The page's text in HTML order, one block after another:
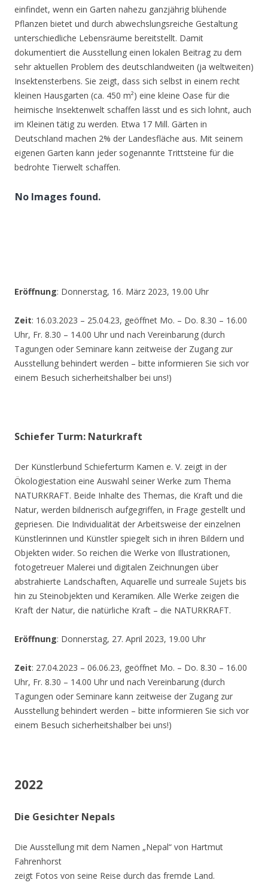
einfindet, wenn ein Garten nahezu ganzjährig blühende
Pflanzen bietet und durch abwechslungsreiche Gestaltung
unterschiedliche Lebensräume bereitstellt. Damit
dokumentiert die Ausstellung einen lokalen Beitrag zu dem
sehr aktuellen Problem des deutschlandweiten (ja weltweiten)
Insektensterbens. Sie zeigt, dass sich selbst in einem recht
kleinen Hausgarten (ca. 450 m²) eine kleine Oase für die
heimische Insektenwelt schaffen lässt und es sich lohnt, auch
im Kleinen tätig zu werden. Etwa 17 Mill. Gärten in
Deutschland machen 2% der Landesfläche aus. Mit seinem
eigenen Garten kann jeder sogenannte Trittsteine für die
bedrohte Tierwelt schaffen.
No Images found.
Eröffnung: Donnerstag, 16. März 2023, 19.00 Uhr
Zeit: 16.03.2023 – 25.04.23, geöffnet Mo. – Do. 8.30 – 16.00
Uhr, Fr. 8.30 – 14.00 Uhr und nach Vereinbarung (durch
Tagungen oder Seminare kann zeitweise der Zugang zur
Ausstellung behindert werden – bitte informieren Sie sich vor
einem Besuch sicherheitshalber bei uns!)
Schiefer Turm: Naturkraft
Der Künstlerbund Schieferturm Kamen e. V. zeigt in der
Ökologiestation eine Auswahl seiner Werke zum Thema
NATURKRAFT. Beide Inhalte des Themas, die Kraft und die
Natur, werden bildnerisch aufgegriffen, in Frage gestellt und
gepriesen. Die Individualität der Arbeitsweise der einzelnen
Künstlerinnen und Künstler spiegelt sich in ihren Bildern und
Objekten wider. So reichen die Werke von Illustrationen,
fotogetreuer Malerei und digitalen Zeichnungen über
abstrahierte Landschaften, Aquarelle und surreale Sujets bis
hin zu Steinobjekten und Keramiken. Alle Werke zeigen die
Kraft der Natur, die natürliche Kraft – die NATURKRAFT.
Eröffnung: Donnerstag, 27. April 2023, 19.00 Uhr
Zeit: 27.04.2023 – 06.06.23, geöffnet Mo. – Do. 8.30 – 16.00
Uhr, Fr. 8.30 – 14.00 Uhr und nach Vereinbarung (durch
Tagungen oder Seminare kann zeitweise der Zugang zur
Ausstellung behindert werden – bitte informieren Sie sich vor
einem Besuch sicherheitshalber bei uns!)
2022
Die Gesichter Nepals
Die Ausstellung mit dem Namen „Nepal“ von Hartmut
Fahrenhorst
zeigt Fotos von seine Reise durch das fremde Land.